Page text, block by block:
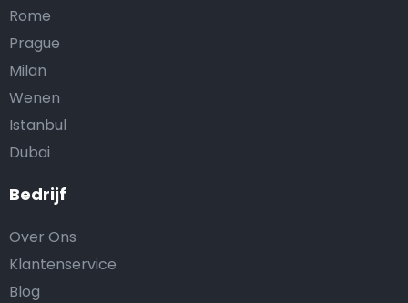
Bedrijf
Over Ons
Klantenservice
Blog
Rome
Prague
Milan
Wenen
Istanbul
Dubai